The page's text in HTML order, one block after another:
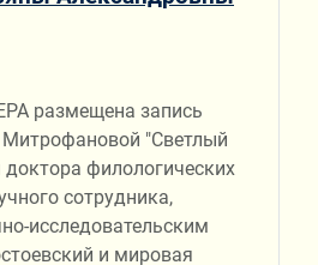
размещена запись
"Светлый
доктора филологических
сотрудника,
исследовательским
и мировая